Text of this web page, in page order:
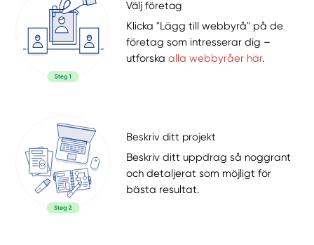
Välj företag
Klicka "Lägg till webbyrå" på de
företag som intresserar dig –
utforskaalla webbyråer här.
Beskriv ditt projekt
Beskriv ditt uppdrag så noggrant
och detaljerat som möjligt för
bästa resultat.